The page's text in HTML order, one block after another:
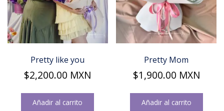
Pretty like you
$2,200.00 MXN
Añadir al carrito
Pretty Mom
$1,900.00 MXN
Añadir al carrito